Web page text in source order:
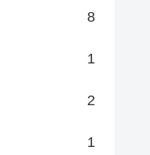
8
1
2
1